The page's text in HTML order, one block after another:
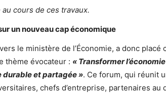
au cours de ces travaux.
un nouveau cap économique
le ministère de l’Économie, a donc placé
thème évocateur : «Transformer
durable et partagée». Ce forum, qui réunit
chefs d’entreprise, partenaires au